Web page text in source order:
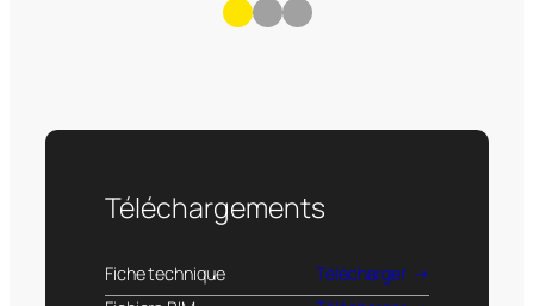
Téléchargements
Fiche technique
Télécharger